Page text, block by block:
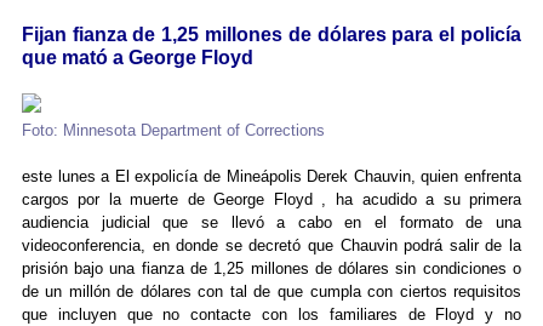
Fijan fianza de 1,25 millones de dólares para el policía
que mató a George Floyd
Foto: Minnesota Department of Corrections
este lunes a El expolicía de Mineápolis Derek Chauvin, quien enfrenta
cargos por la muerte de George Floyd , ha acudido a su primera
audiencia judicial que se llevó a cabo en el formato de una
videoconferencia, en donde se decretó que Chauvin podrá salir de la
prisión bajo una fianza de 1,25 millones de dólares sin condiciones o
de un millón de dólares con tal de que cumpla con ciertos requisitos
que incluyen que no contacte con los familiares de Floyd y no